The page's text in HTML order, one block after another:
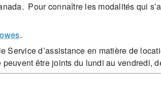
Pour connaître les modalités qui
.
d’assistance en matière de
être joints du lundi au vendredi,